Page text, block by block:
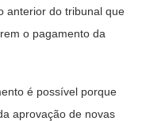
anterior do tribunal que
o pagamento da
é possível porque
aprovação de novas